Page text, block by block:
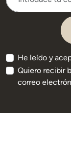
He leído y
Quiero recibir
correo